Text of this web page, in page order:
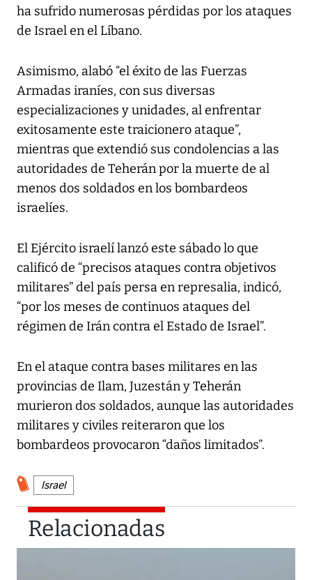
ha sufrido numerosas pérdidas por los ataques
de Israel en el Líbano.
Asimismo, alabó “el éxito de las Fuerzas
Armadas iraníes, con sus diversas
especializaciones y unidades, al enfrentar
exitosamente este traicionero ataque”,
mientras que extendió sus condolencias a las
autoridades de Teherán por la muerte de al
menos dos soldados en los bombardeos
israelíes.
El Ejército israelí lanzó este sábado lo que
calificó de “precisos ataques contra objetivos
militares” del país persa en represalia, indicó,
“por los meses de continuos ataques del
régimen de Irán contra el Estado de Israel”.
En el ataque contra bases militares en las
provincias de Ilam, Juzestán y Teherán
murieron dos soldados, aunque las autoridades
militares y civiles reiteraron que los
bombardeos provocaron “daños limitados”.
Israel
Relacionadas